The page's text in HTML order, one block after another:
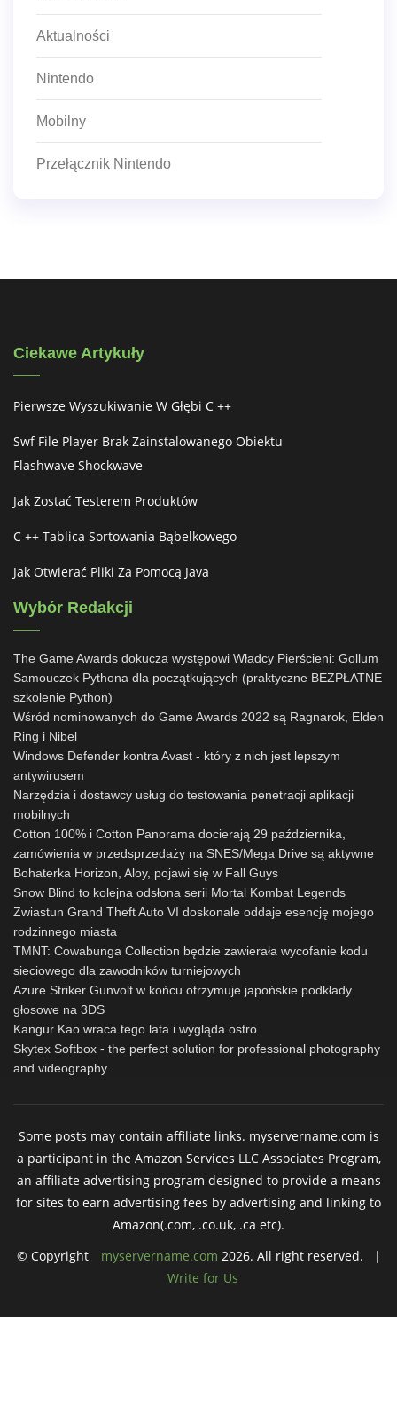
Aktualności
Nintendo
Mobilny
Przełącznik Nintendo
Ciekawe Artykuły
Pierwsze Wyszukiwanie W Głębi C ++
Swf File Player Brak Zainstalowanego Obiektu
Flashwave Shockwave
Jak Zostać Testerem Produktów
C ++ Tablica Sortowania Bąbelkowego
Jak Otwierać Pliki Za Pomocą Java
Wybór Redakcji
The Game Awards dokucza występowi Władcy Pierścieni: Gollum
Samouczek Pythona dla początkujących (praktyczne BEZPŁATNE
szkolenie Python)
Wśród nominowanych do Game Awards 2022 są Ragnarok, Elden
Ring i Nibel
Windows Defender kontra Avast - który z nich jest lepszym
antywirusem
Narzędzia i dostawcy usług do testowania penetracji aplikacji
mobilnych
Cotton 100% i Cotton Panorama docierają 29 października,
zamówienia w przedsprzedaży na SNES/Mega Drive są aktywne
Bohaterka Horizon, Aloy, pojawi się w Fall Guys
Snow Blind to kolejna odsłona serii Mortal Kombat Legends
Zwiastun Grand Theft Auto VI doskonale oddaje esencję mojego
rodzinnego miasta
TMNT: Cowabunga Collection będzie zawierała wycofanie kodu
sieciowego dla zawodników turniejowych
Azure Striker Gunvolt w końcu otrzymuje japońskie podkłady
głosowe na 3DS
Kangur Kao wraca tego lata i wygląda ostro
Skytex Softbox - the perfect solution for professional photography
and videography.
Some posts may contain affiliate links. myservername.com is
a participant in the Amazon Services LLC Associates Program,
an affiliate advertising program designed to provide a means
for sites to earn advertising fees by advertising and linking to
Amazon(.com, .co.uk, .ca etc).
© Copyright
myservername.com 2026. All right reserved. |
Write for Us